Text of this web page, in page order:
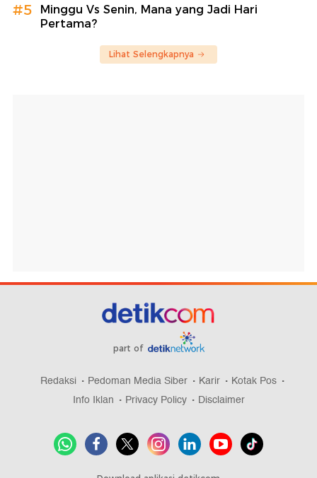
#5
Minggu Vs Senin, Mana yang Jadi Hari
Pertama?
Lihat Selengkapnya
part of
Redaksi Pedoman Media Siber Karir
Kotak Pos
Info Iklan
Privacy Policy Disclaimer